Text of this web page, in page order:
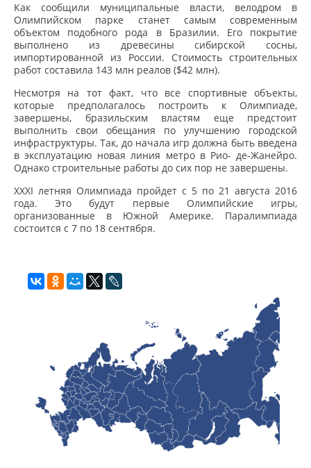
Как сообщили муниципальные власти, велодром в
Олимпийском парке станет самым современным
объектом подобного рода в Бразилии. Его покрытие
выполнено из древесины сибирской сосны,
импортированной из России. Стоимость строительных
работ составила 143 млн реалов ($42 млн).
Несмотря на тот факт, что все спортивные объекты,
которые предполагалось построить к Олимпиаде,
завершены, бразильским властям еще предстоит
выполнить свои обещания по улучшению городской
инфраструктуры. Так, до начала игр должна быть введена
в эксплуатацию новая линия метро в Рио- де-Жанейро.
Однако строительные работы до сих пор не завершены.
XXXI летняя Олимпиада пройдет с 5 по 21 августа 2016
года. Это будут первые Олимпийские игры,
организованные в Южной Америке. Паралимпиада
состоится с 7 по 18 сентября.